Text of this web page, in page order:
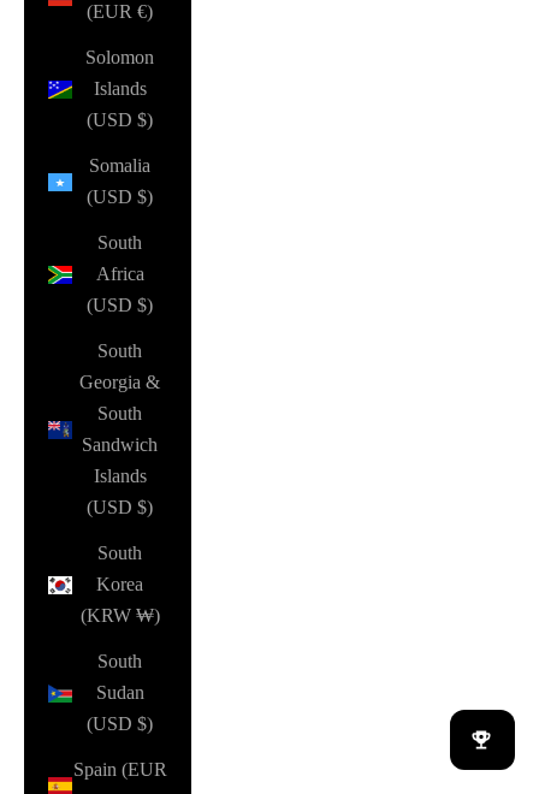
(EUR €)
Solomon
Islands
(USD $)
Somalia
(USD $)
South
Africa
(USD $)
South
Georgia &
South
Sandwich
Islands
(USD $)
South
Korea
(KRW ₩)
South
Sudan
(USD $)
Spain (EUR